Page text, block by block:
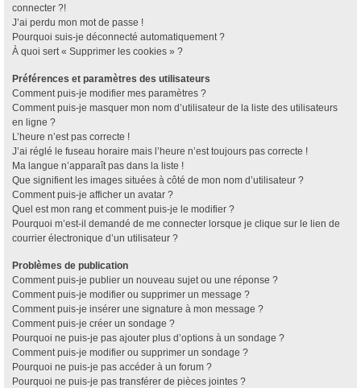
connecter ?!
J’ai perdu mon mot de passe !
Pourquoi suis-je déconnecté automatiquement ?
À quoi sert « Supprimer les cookies » ?
Préférences et paramètres des utilisateurs
Comment puis-je modifier mes paramètres ?
Comment puis-je masquer mon nom d’utilisateur de la liste des utilisateurs
en ligne ?
L’heure n’est pas correcte !
J’ai réglé le fuseau horaire mais l’heure n’est toujours pas correcte !
Ma langue n’apparaît pas dans la liste !
Que signifient les images situées à côté de mon nom d’utilisateur ?
Comment puis-je afficher un avatar ?
Quel est mon rang et comment puis-je le modifier ?
Pourquoi m’est-il demandé de me connecter lorsque je clique sur le lien de
courrier électronique d’un utilisateur ?
Problèmes de publication
Comment puis-je publier un nouveau sujet ou une réponse ?
Comment puis-je modifier ou supprimer un message ?
Comment puis-je insérer une signature à mon message ?
Comment puis-je créer un sondage ?
Pourquoi ne puis-je pas ajouter plus d’options à un sondage ?
Comment puis-je modifier ou supprimer un sondage ?
Pourquoi ne puis-je pas accéder à un forum ?
Pourquoi ne puis-je pas transférer de pièces jointes ?